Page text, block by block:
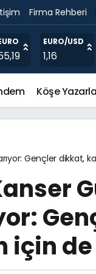
Firma Rehberi
EURO/USD
1,16
Köşe
Gençler dikkat,
için